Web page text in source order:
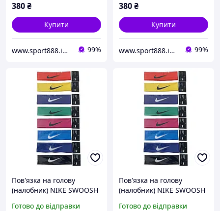
380₴
Купити
www.sport888.in.ua 99%
380₴
Купити
www.sport888.in.ua 99%
Пов'язка на голову
(налобник) NIKE SWOOSH
Готово до відправки
Пов'язка на голову
(налобник) NIKE SWOOSH
Готово до відправки